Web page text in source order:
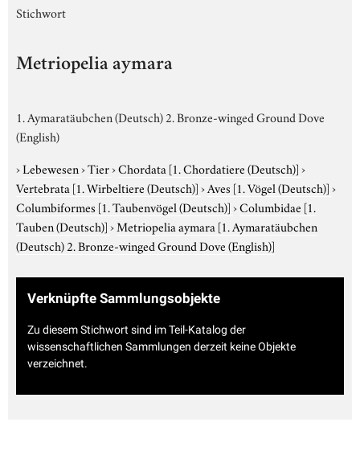
Stichwort
Metriopelia aymara
1. Aymaratäubchen (Deutsch) 2. Bronze-winged Ground Dove
(English)
›Lebewesen›Tier›Chordata [1. Chordatiere (Deutsch)]›
Vertebrata [1. Wirbeltiere (Deutsch)]›Aves [1. Vögel (Deutsch)]›
Columbiformes [1. Taubenvögel (Deutsch)]›Columbidae [1.
Tauben (Deutsch)]›Metriopelia aymara [1. Aymaratäubchen
(Deutsch) 2. Bronze-winged Ground Dove (English)]
Verknüpfte Sammlungsobjekte
Zu diesem Stichwort sind im Teil-Katalog der
wissenschaftlichen Sammlungen derzeit keine Objekte
verzeichnet.